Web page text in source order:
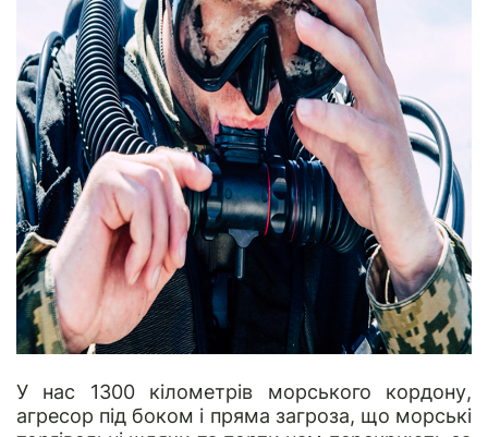
У нас 1300 кілометрів морського кордону,
агресор під боком і пряма загроза, що морські